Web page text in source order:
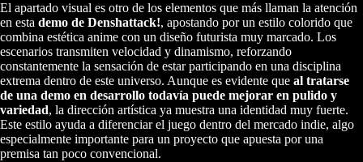
El apartado visual es otro de los elementos que más llaman la atención
en esta demo de Denshattack!, apostando por un estilo colorido que
combina estética anime con un diseño futurista muy marcado. Los
escenarios transmiten velocidad y dinamismo, reforzando
constantemente la sensación de estar participando en una disciplina
extrema dentro de este universo. Aunque es evidente que al tratarse
de una demo en desarrollo todavía puede mejorar en pulido y
variedad, la dirección artística ya muestra una identidad muy fuerte.
Este estilo ayuda a diferenciar el juego dentro del mercado indie, algo
especialmente importante para un proyecto que apuesta por una
premisa tan poco convencional.